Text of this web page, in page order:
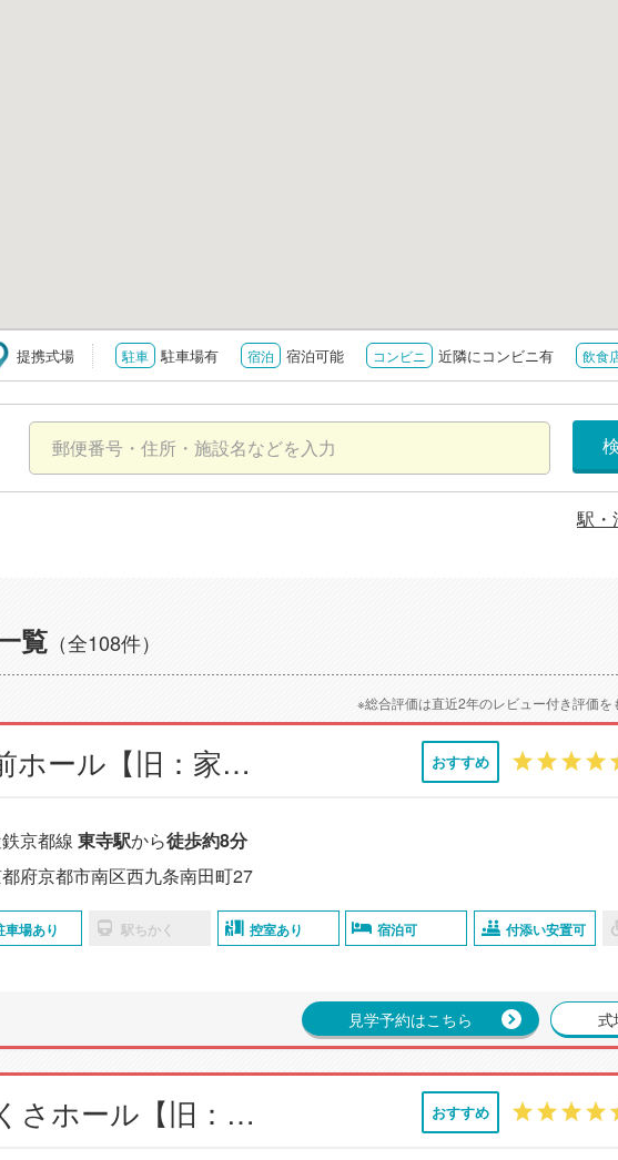
提携式場 駐車 駐車場有 宿泊 宿泊可能 コンビニ 近隣にコンビニ有 飲食
駅・
覧 （全108件）
※総合評価は直近2年のレビュー付き評価を
小さなお葬式 東寺前ホール【旧：家族葬のらくおう 東寺前ホール】 おすすめ
京都線 東寺駅から徒歩約8分
府京都市南区西九条南田町27
車場あり 駅ちかく 控室あり 宿泊可 付添い安置可
見学予約はこちら 式
小さなお葬式 ふかくさホール【旧：家族葬のらくおう ふかくさホール】 おすすめ